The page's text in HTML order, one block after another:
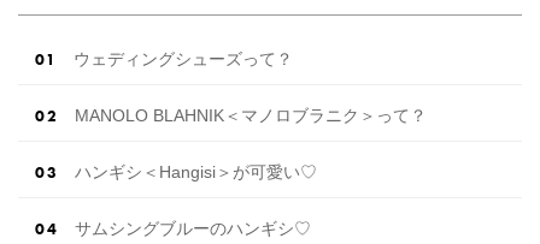
ウェディングシューズって？
MANOLO BLAHNIK＜マノロブラニク＞って？
ハンギシ＜Hangisi＞が可愛い♡
サムシングブルーのハンギシ♡